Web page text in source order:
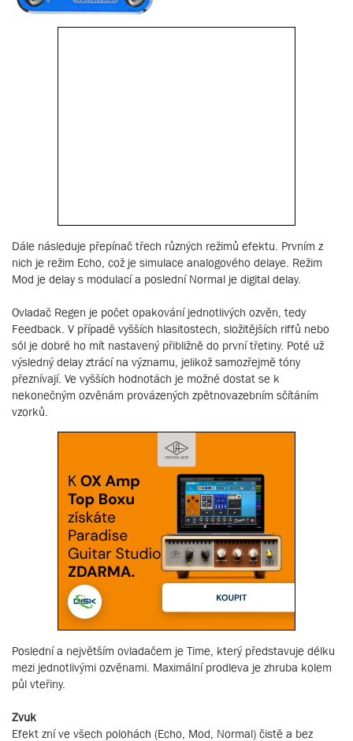
Dále následuje přepínač třech různých režimů efektu. Prvním z
nich je režim Echo, což je simulace analogového delaye. Režim
Mod je delay s modulací a poslední Normal je digital delay.
Ovladač Regen je počet opakování jednotlivých ozvěn, tedy
Feedback. V případě vyšších hlasitostech, složitějších riffů nebo
sól je dobré ho mít nastavený přibližně do první třetiny. Poté už
výsledný delay ztrácí na významu, jelikož samozřejmě tóny
přeznívají. Ve vyšších hodnotách je možné dostat se k
nekonečným ozvěnám provázených zpětnovazebním sčítáním
vzorků.
Poslední a největším ovladačem je Time, který představuje délku
mezi jednotlivými ozvěnami. Maximální prodleva je zhruba kolem
půl vteřiny.
Zvuk
Efekt zní ve všech polohách (Echo, Mod, Normal) čistě a bez